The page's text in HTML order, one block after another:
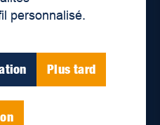
personnalisé.
Plus tard